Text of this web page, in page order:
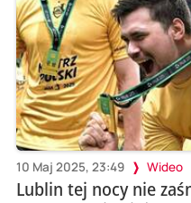
10 Maj 2025, 23:49 Wideo
Lublin tej nocy nie